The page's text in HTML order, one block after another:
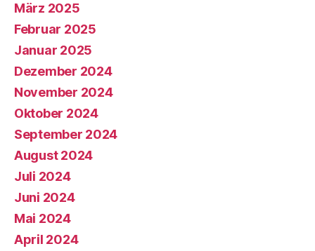
März 2025
Februar 2025
Januar 2025
Dezember 2024
November 2024
Oktober 2024
September 2024
August 2024
Juli 2024
Juni 2024
Mai 2024
April 2024